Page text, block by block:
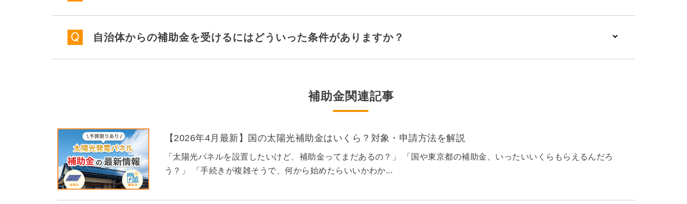
自治体からの補助金を受けるにはどういった条件がありますか？
補助金関連記事
【2026年4月最新】国の太陽光補助金はいくら？対象・申請方法を解説
「太陽光パネルを設置したいけど、補助金ってまだあるの？」 「国や東京都の補助金、いったいいくらもらえるんだろ
う？」 「手続きが複雑そうで、何から始めたらいいかわか...